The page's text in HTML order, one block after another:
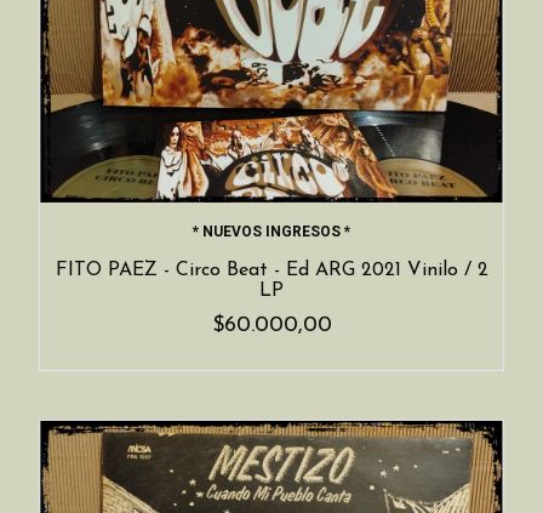
* NUEVOS INGRESOS *
FITO PAEZ - Circo Beat - Ed ARG 2021 Vinilo / 2
LP
$60.000,00